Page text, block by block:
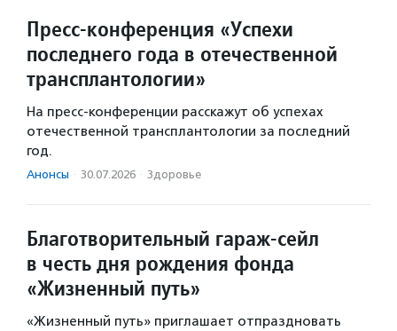
Пресс-конференция «Успехи
последнего года в отечественной
трансплантологии»
На пресс-конференции расскажут об успехах
отечественной трансплантологии за последний
год.
Анонсы · 30.07.2026 · Здоровье
Благотворительный гараж-сейл
в честь дня рождения фонда
«Жизненный путь»
«Жизненный путь» приглашает отпраздновать